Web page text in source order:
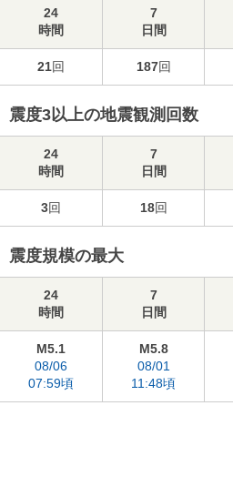
24
時間
7
日間
21回 187回
震度3以上の地震観測回数
24
時間
7
日間
3回 18回
震度規模の最大
24
時間
7
日間
M5.1
08/06
07:59頃
M5.8
08/01
11:48頃